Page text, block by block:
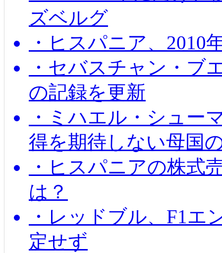
ズベルグ
・ヒスパニア、2010
・セバスチャン・ブ
の記録を更新
・ミハエル・シュー
得を期待しない母国
・ヒスパニアの株式
は？
・レッドブル、F1エ
定せず